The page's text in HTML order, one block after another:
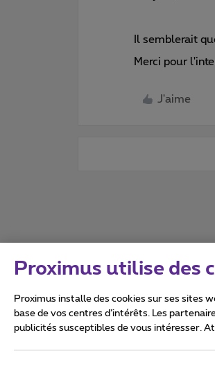
Il semblerait
Merci pour
J'aime
Proximus utilise des
Proximus installe des cookies sur ses sites
base de vos centres d’intérêts. Les
publicités susceptibles de vous intéresser.